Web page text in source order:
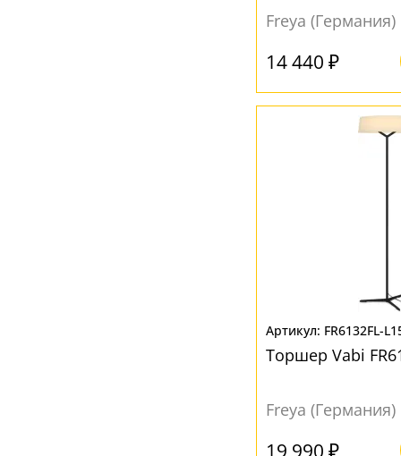
Freya (Германия)
14 440 ₽
FR6132FL-
Торшер Vabi
Freya (Германия)
19 990 ₽